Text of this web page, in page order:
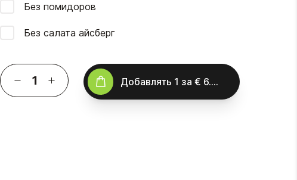
Без помидоров
Без салата айсберг
Добавлять 1 за € 6.50